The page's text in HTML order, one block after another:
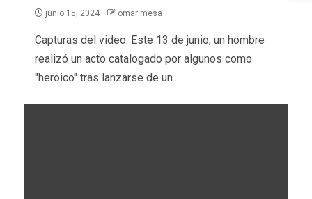
junio 15, 2024 omar mesa
Capturas del video. Este 13 de junio, un hombre
realizó un acto catalogado por algunos como
"heroico" tras lanzarse de un...